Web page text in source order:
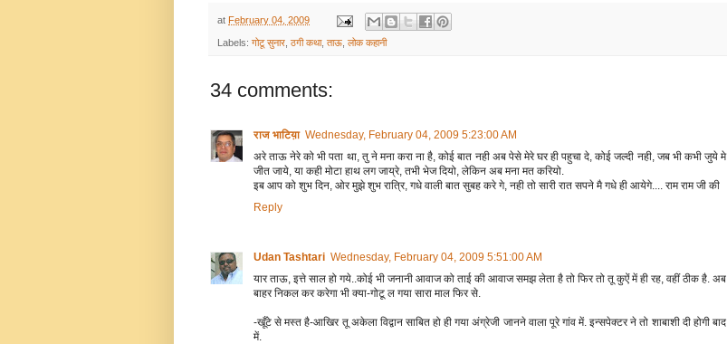
at February 04, 2009
Labels: गोटू सुनार ठगी कथा, ताऊ लोक कहानी
34 comments:
राज भाटिय़ा Wednesday, February 04, 2009 5:23:00 AM
अरे ताऊ नेरे को भी पता था, तु ने मना करा ना है, कोई बात नही अब पेसे मेरे घर ही पहुचा दे, कोई जल्दी नही, जब भी कभी जुये मे
जीत जाये, या कही मोटा हाथ लग जाय्रे, तभी भेज दियो, लेकिन अब मना मत करियो.
इब आप को शुभ दिन, ओर मुझे शुभ रात्रि, गधे वाली बात सुबह करे गे, नही तो सारी रात सपने मै गधे ही आयेगे.... राम राम जी की
Reply
Udan Tashtari Wednesday, February 04, 2009 5:51:00 AM
यार ताऊ, इत्ते साल हो गये..कोई भी जनानी आवाज को ताई की आवाज समझ लेता है तो फिर तो तू कुऐं में ही रह, वहीं ठीक है. अब
बाहर निकल कर करेगा भी क्या-गोटू ल गया सारा माल फिर से.
-खूँटे से मस्त है-आखिर तू अकेला विद्वान साबित हो ही गया अंग्रेजी जानने वाला पूरे गांव में. इन्सपेक्टर ने तो शाबाशी दी होगी बाद
में.